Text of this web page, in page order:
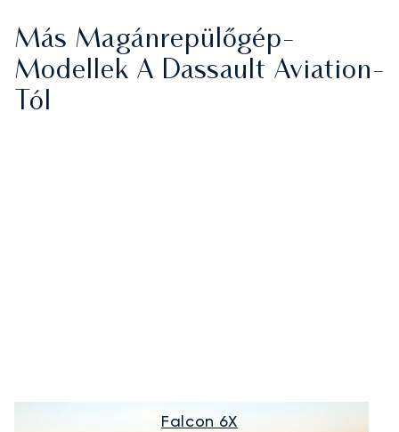
Más Magánrepülőgép-
Modellek A Dassault Aviation-
Tól
Falcon 6X